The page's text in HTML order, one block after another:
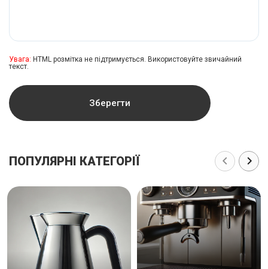
Увага: HTML розмітка не підтримується. Використовуйте звичайний
текст.
Зберегти
ПОПУЛЯРНІ КАТЕГОРІЇ